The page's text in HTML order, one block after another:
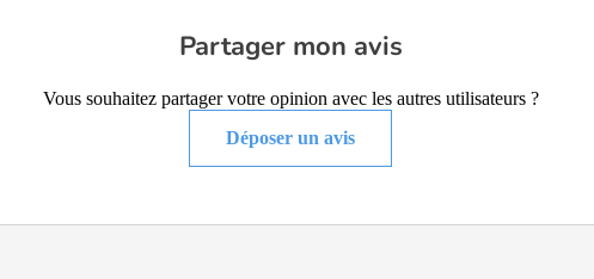
Partager mon avis
Vous souhaitez partager votre opinion avec les autres utilisateurs ?
Déposer un avis